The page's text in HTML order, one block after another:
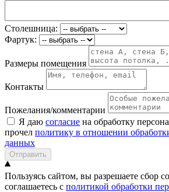
Столешница:
Фартук:
Размеры помещения
Контакты
Пожелания/комментарии
Я даю согласие на обработку
прочел политику в отношении
данных
Отправить
Пользуясь сайтом, вы разрешаете сбор
соглашаетесь с политикой обработки